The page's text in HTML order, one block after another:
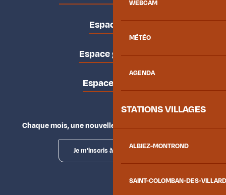
WEBCAM
MÉTÉO
AGENDA
STATIONS VILLAGES
ALBIEZ-MONTROND
SAINT-COLOMBAN-DES-
Espace pro
Espace groupes
Espace presse
Chaque mois, une nouvelle façon d'explorer la vallée.
Je m'inscris à la newsletter